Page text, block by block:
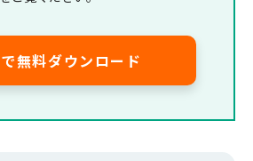
無料ダウンロード